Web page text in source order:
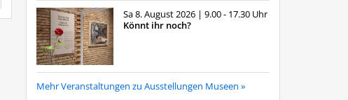
Sa 8. August 2026 | 9.00 - 17.30 Uhr
Könnt ihr noch?
Mehr Veranstaltungen zu Ausstellungen Museen »